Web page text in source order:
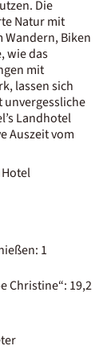
Die
Natur mit
Biken
wie das
mit
lassen sich
Landhotel
Auszeit vom
1
Christine“: 19,2